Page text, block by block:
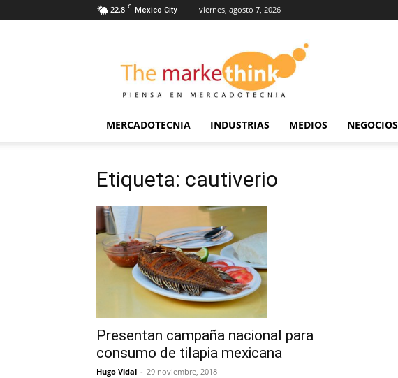
22.8 C Mexico City viernes, agosto 7, 2026
Markethink
MERCADOTECNIA INDUSTRIAS MEDIOS NEGOCIOS
Etiqueta: cautiverio
Presentan campaña nacional para
consumo de tilapia mexicana
Hugo Vidal - 29 noviembre, 2018